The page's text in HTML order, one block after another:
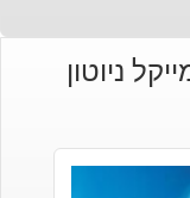
ניוטון